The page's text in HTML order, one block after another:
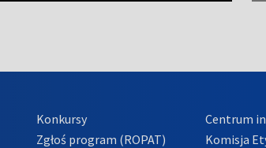
Konkursy
Zgłoś program (ROPAT)
Centrum
Komisja